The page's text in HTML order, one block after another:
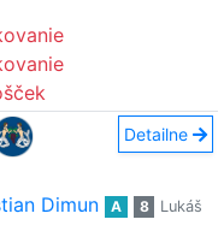
Detailne
Dimun A 8
Lukáš